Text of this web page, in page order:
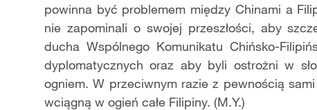
powinna być problemem między Chinami a
nie zapominali o swojej przeszłości, aby
ducha Wspólnego Komunikatu Chińsko-
dyplomatycznych oraz aby byli ostrożni w
ogniem. W przeciwnym razie z pewnością
wciągną w ogień całe Filipiny. (M.Y.)